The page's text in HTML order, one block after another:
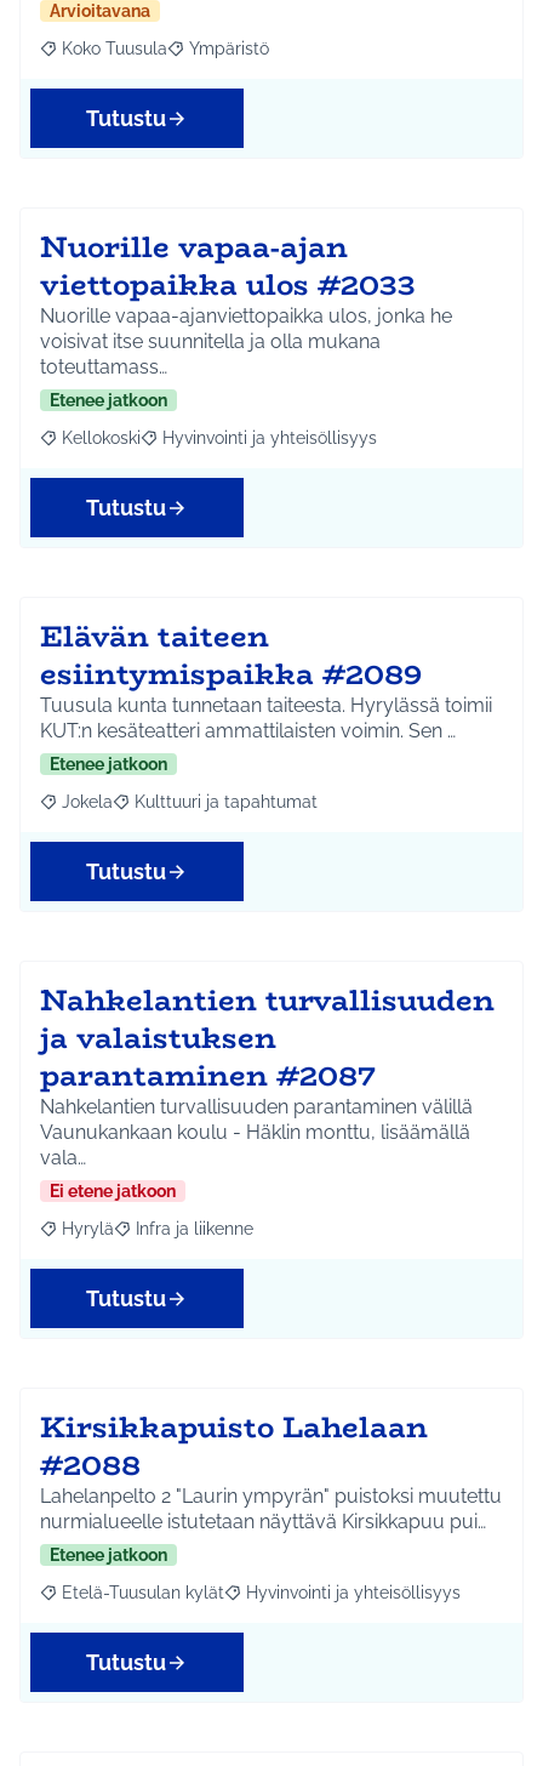
Arvioitavana
Rajaa tulokset aihepiirin mukaan: Koko Tuusula
Koko Tuusula Rajaa tulokset teeman mukaan: Ympäristö
Ympäristö
Tutustu
Nuorille vapaa-ajan
viettopaikka ulos #2033
Nuorille vapaa-ajanviettopaikka ulos, jonka he
voisivat itse suunnitella ja olla mukana
toteuttamass…
Etenee jatkoon
Rajaa tulokset aihepiirin mukaan: Kellokoski
Kellokoski Rajaa tulokset teeman mukaan: Hyvinvointi ja
Hyvinvointi ja yhteisöllisyys
Tutustu
Elävän taiteen
esiintymispaikka #2089
Tuusula kunta tunnetaan taiteesta. Hyrylässä toimii
KUT:n kesäteatteri ammattilaisten voimin. Sen …
Etenee jatkoon
Rajaa tulokset aihepiirin mukaan: Jokela
Jokela Rajaa tulokset teeman mukaan: Kulttuuri ja
Kulttuuri ja tapahtumat
Tutustu
Nahkelantien turvallisuuden
ja valaistuksen
parantaminen #2087
Nahkelantien turvallisuuden parantaminen välillä
Vaunukankaan koulu - Häklin monttu, lisäämällä
vala…
Ei etene jatkoon
Rajaa tulokset aihepiirin mukaan: Hyrylä
Hyrylä Rajaa tulokset teeman mukaan: Infra ja liikenne
Infra ja liikenne
Tutustu
Kirsikkapuisto Lahelaan
#2088
Lahelanpelto 2 "Laurin ympyrän" puistoksi muutettu
nurmialueelle istutetaan näyttävä Kirsikkapuu pui…
Etenee jatkoon
Rajaa tulokset aihepiirin mukaan: Etelä-Tuusulan kylät
Etelä-Tuusulan kylät Rajaa tulokset teeman mukaan:
Hyvinvointi ja yhteisöllisyys
Tutustu